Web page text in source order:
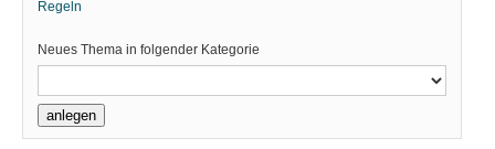
Regeln
Neues Thema in folgender Kategorie